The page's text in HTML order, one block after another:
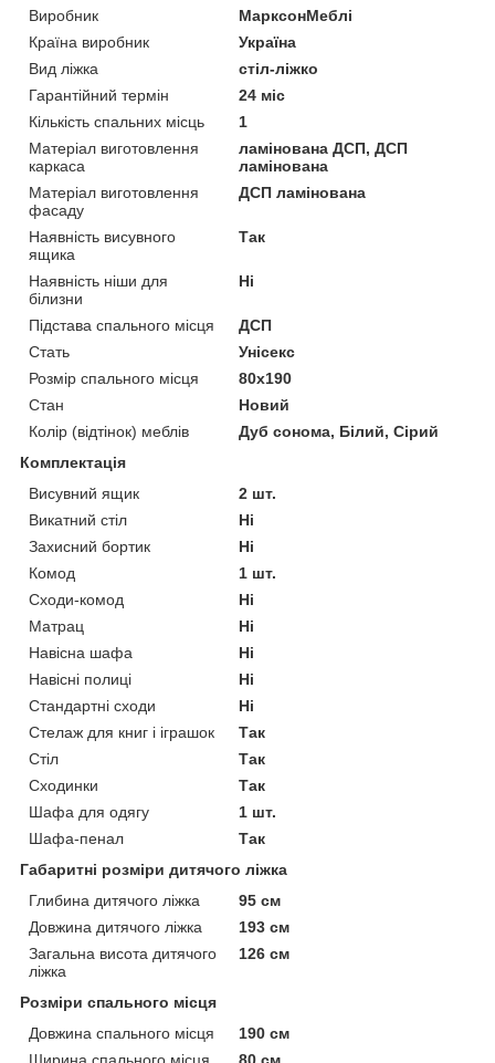
Виробник
МарксонМеблі
Країна виробник
Україна
Вид ліжка
стіл-ліжко
Гарантійний термін
24 міс
Кількість спальних місць
1
Матеріал виготовлення
каркаса
ламінована ДСП, ДСП
ламінована
Матеріал виготовлення
фасаду
ДСП ламінована
Наявність висувного
ящика
Так
Наявність ніши для
білизни
Ні
Підстава спального місця
ДСП
Стать
Унісекс
Розмір спального місця
80х190
Стан
Новий
Колір (відтінок) меблів
Дуб сонома, Білий, Сірий
Комплектація
Висувний ящик
2 шт.
Викатний стіл
Ні
Захисний бортик
Ні
Комод
1 шт.
Сходи-комод
Ні
Матрац
Ні
Навісна шафа
Ні
Навісні полиці
Ні
Стандартні сходи
Ні
Стелаж для книг і іграшок
Так
Стіл
Так
Сходинки
Так
Шафа для одягу
1 шт.
Шафа-пенал
Так
Габаритні розміри дитячого ліжка
Глибина дитячого ліжка
95 см
Довжина дитячого ліжка
193 см
Загальна висота дитячого
ліжка
126 см
Розміри спального місця
Довжина спального місця
190 см
Ширина спального місця
80 см